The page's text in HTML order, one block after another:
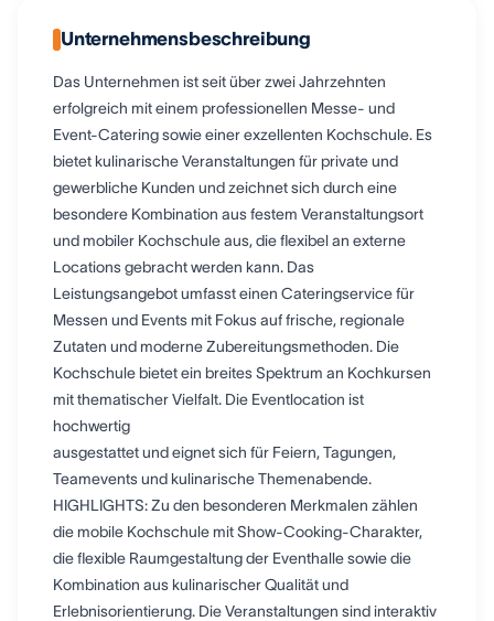
Unternehmensbeschreibung
Das Unternehmen ist seit über zwei Jahrzehnten
erfolgreich mit einem professionellen Messe- und
Event-Catering sowie einer exzellenten Kochschule. Es
bietet kulinarische Veranstaltungen für private und
gewerbliche Kunden und zeichnet sich durch eine
besondere Kombination aus festem Veranstaltungsort
und mobiler Kochschule aus, die flexibel an externe
Locations gebracht werden kann. Das
Leistungsangebot umfasst einen Cateringservice für
Messen und Events mit Fokus auf frische, regionale
Zutaten und moderne Zubereitungsmethoden. Die
Kochschule bietet ein breites Spektrum an Kochkursen
mit thematischer Vielfalt. Die Eventlocation ist
hochwertig
ausgestattet und eignet sich für Feiern, Tagungen,
Teamevents und kulinarische Themenabende.
HIGHLIGHTS: Zu den besonderen Merkmalen zählen
die mobile Kochschule mit Show-Cooking-Charakter,
die flexible Raumgestaltung der Eventhalle sowie die
Kombination aus kulinarischer Qualität und
Erlebnisorientierung. Die Veranstaltungen sind interaktiv